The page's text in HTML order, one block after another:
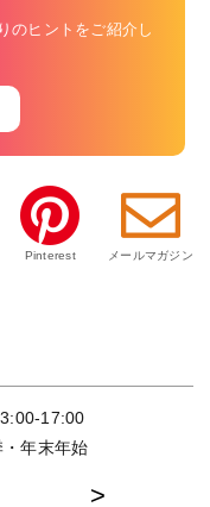
のヒントをご紹介し
Pinterest メールマガジン
17:00
年末年始